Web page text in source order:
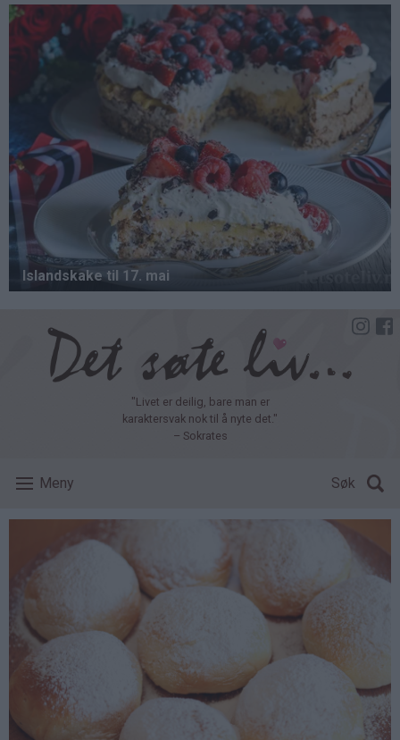
Hopp
hovedinnhold
"Livet er deilig, bare man er
karaktersvak nok til å nyte det."
– Sokrates
Meny Søk